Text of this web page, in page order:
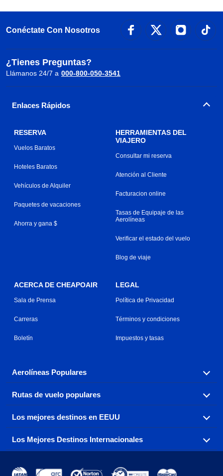
Conéctate Con Nosotros
¿Tienes Preguntas?
Llámanos 24/7 a 000-800-050-3541
Enlaces Rápidos
RESERVA
Vuelos Baratos
Hoteles Baratos
Vehículos de Alquiler
Paquetes de vacaciones
Ahorra y gana $
HERRAMIENTAS DEL
VIAJERO
Consultar mi reserva
Atención al Cliente
Facturacion online
Tasas de Equipaje de las
Aerolíneas
Verificar el estado del vuelo
Blog de viaje
ACERCA DE CHEAPOAIR
Sala de Prensa
Carreras
Boletín
LEGAL
Política de Privacidad
Términos y condiciones
Impuestos y tasas
Aerolíneas Populares
Explora nuestras opciones de tarifas aéreas baratas por
aerolínea, con más de 500 opciones para elegir.
Aeromexico
Air France Alaska Airlines
Rutas de vuelo populares
Reserva una de nuestras rutas de vuelo más populares
con tres sencillos clics.
Ft Lauderdale a Nueva York Los Ángeles a Las Vegas
Los mejores destinos en EEUU
Encuentra boletos de avión baratos a destinos
populares de los EEUU de costa a costa.
Los Mejores Destinos Internacionales
Asia y más allá.